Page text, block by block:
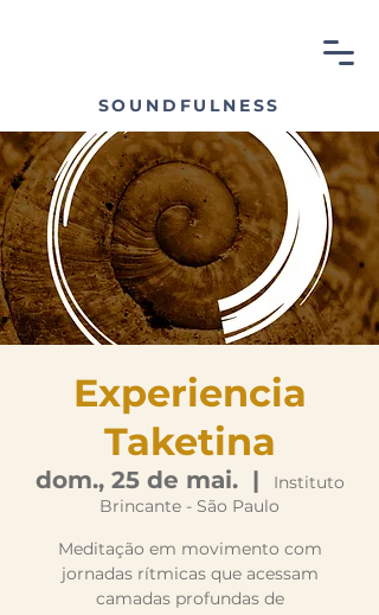
SOUNDFULNESS
Experiencia
Taketina
dom., 25 de mai.
  |
Instituto
Brincante - São Paulo
Meditação em movimento com
jornadas rítmicas que acessam
camadas profundas de